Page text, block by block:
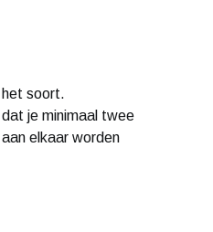
soort.
je minimaal twee
elkaar worden